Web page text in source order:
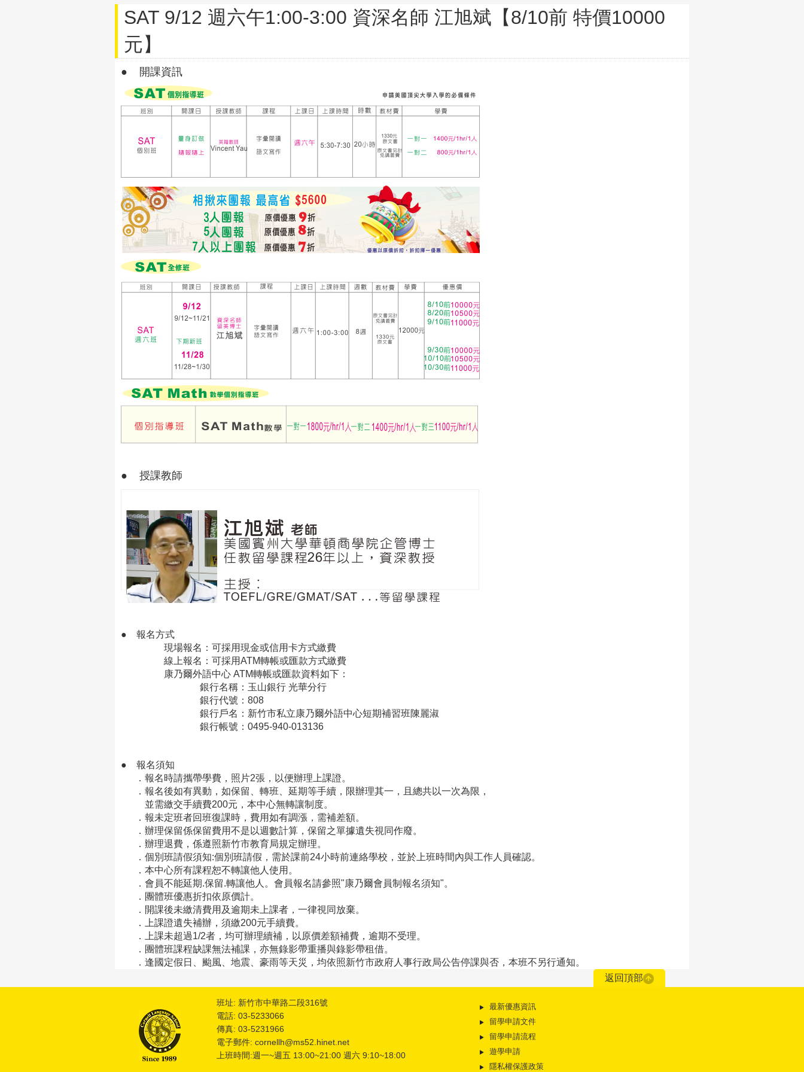
SAT 9/12 週六午1:00-3:00 資深名師 江旭斌【8/10前 特價10000
元】
● 開課資訊
● 授課教師
●
報名方式
現場報名：可採用現金或信用卡方式繳費
線上報名：可採用ATM轉帳或匯款方式繳費
康乃爾外語中心 ATM轉帳或匯款資料如下：
銀行名稱：玉山銀行 光華分行
銀行代號：808
銀行戶名：新竹市私立康乃爾外語中心短期補習班陳麗淑
銀行帳號：0495-940-013136
●
報名須知
．報名時請攜帶學費，照片2張，以便辦理上課證。
．報名後如有異動，如保留、轉班、延期等手續，限辦理其一，且總共以一次為限，
並需繳交手續費200元，本中心無轉讓制度。
．報未定班者回班復課時，費用如有調漲，需補差額。
．辦理保留係保留費用不是以週數計算，保留之單據遺失視同作廢。
．辦理退費，係遵照新竹市教育局規定辦理。
．個別班請假須知:個別班請假，需於課前24小時前連絡學校，並於上班時間內與工作人員確認。
．本中心所有課程恕不轉讓他人使用。
．會員不能延期.保留.轉讓他人。會員報名請參照"康乃爾會員制報名須知"。
．團體班優惠折扣依原價計。
．開課後未繳清費用及逾期未上課者，一律視同放棄。
．上課證遺失補辦，須繳200元手續費。
．上課未超過1/2者，均可辦理續補，以原價差額補費，逾期不受理。
．團體班課程缺課無法補課，亦無錄影帶重播與錄影帶租借。
．逢國定假日
颱風、地震、豪雨等天災，均依照新竹市政府人事行政局公告停課與否，本班不另行通知。
返回頂部
班址: 新竹市中華路二段316號
電話: 03-5233066
傳真: 03-5231966
電子郵件: cornellh@ms52.hinet.net
上班時間:週一~週五 13:00~21:00 週六 9:10~18:00
最新優惠資訊
留學申請文件
留學申請流程
遊學申請
隱私權保護政策